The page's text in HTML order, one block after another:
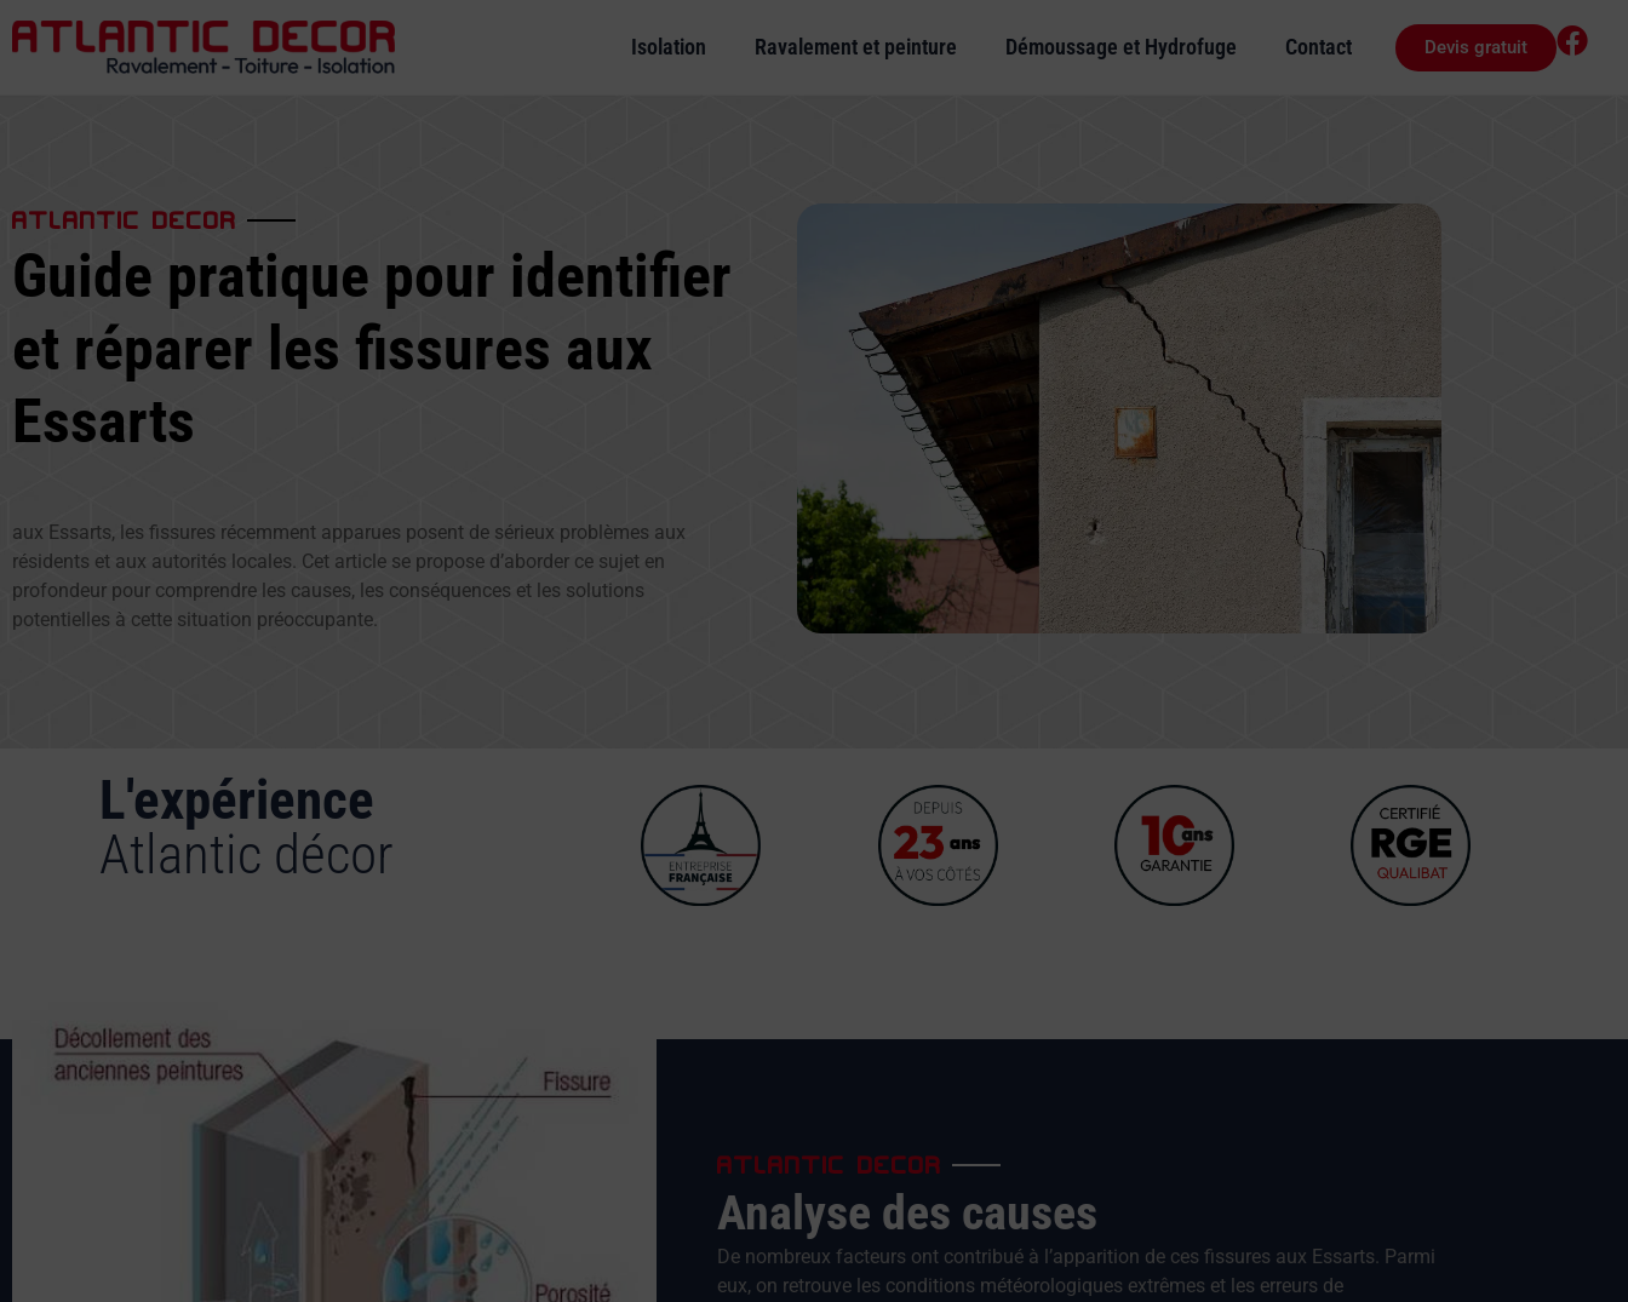
Isolation Ravalement et peinture Démoussage et Hydrofuge Contact Devis gratuit
ATLANTIC DECOR
Guide pratique pour identifier
et réparer les fissures aux
Essarts
aux Essarts, les fissures récemment apparues posent de sérieux problèmes aux
résidents et aux autorités locales. Cet article se propose d’aborder ce sujet en
profondeur pour comprendre les causes, les conséquences et les solutions
potentielles à cette situation préoccupante.
L'expérience
Atlantic décor
ATLANTIC DECOR
Analyse des causes
De nombreux facteurs ont contribué à l’apparition de ces fissures aux Essarts. Parmi
eux, on retrouve les conditions météorologiques extrêmes et les erreurs de